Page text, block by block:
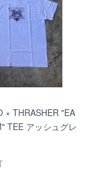
× THRASHER "EA
TEE アッシュグレ